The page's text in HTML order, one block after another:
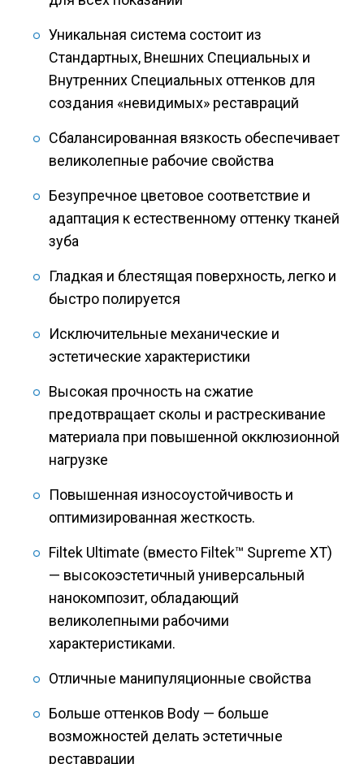
Уникальная система состоит из
Стандартных, Внешних Специальных и
Внутренних Специальных оттенков для
создания «невидимых» реставраций
Сбалансированная вязкость обеспечивает
великолепные рабочие свойства
Безупречное цветовое соответствие и
адаптация к естественному оттенку тканей
зуба
Гладкая и блестящая поверхность, легко и
быстро полируется
Исключительные механические и
эстетические характеристики
Высокая прочность на сжатие
предотвращает сколы и растрескивание
материала при повышенной окклюзионной
нагрузке
Повышенная износоустойчивость и
оптимизированная жесткость.
Filtek Ultimate (вместо Filtek™ Supreme XT)
— высокоэстетичный универсальный
нанокомпозит, обладающий
великолепными рабочими
характеристиками.
Отличные манипуляционные свойства
Больше оттенков Body — больше
возможностей делать эстетичные
реставрации